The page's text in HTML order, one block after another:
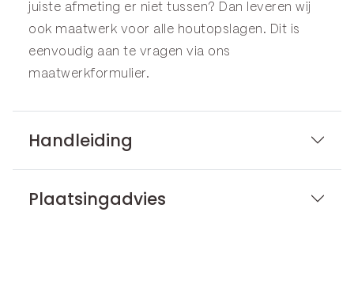
juiste afmeting er niet tussen? Dan leveren wij
ook maatwerk voor alle houtopslagen. Dit is
eenvoudig aan te vragen via ons
maatwerkformulier.
Handleiding
Plaatsingadvies